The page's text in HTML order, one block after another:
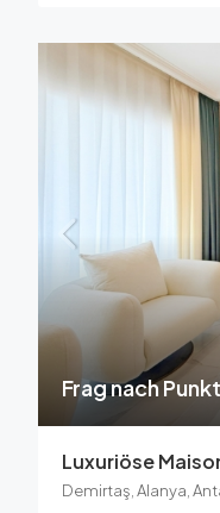
Frag nach
Demirtaş, Alanya,